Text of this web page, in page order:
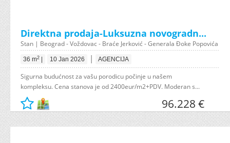
Direktna prodaja-Luksuzna novogradn...
Stan | Beograd - Voždovac - Braće Jerković - Generala Đoke Popovića
36 m2 10 Jan 2026 | AGENCIJA
Sigurna budućnost za vašu porodicu počinje u našem
kompleksu. Cena stanova je od 2400eur/m2+PDV. Moderan s...
96.228 €